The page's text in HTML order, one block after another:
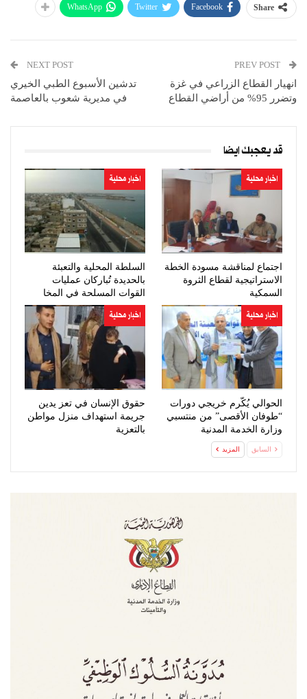
Share
Facebook
Twitter
WhatsApp
انهيار القطاع الزراعي في غزة
وتضرر 95% من أراضي القطاع
NEXT POST
تدشين الأسبوع الطبي الخيري
في مديرية شعوب بالعاصمة
قد يعجبك ايضا
اخبار محلية
اجتماع لمناقشة مسودة الخطة
الاستراتيجية لقطاع الثروة
السمكية
اخبار محلية
السلطة المحلية والتعبئة
بالحديدة تُباركان عمليات
القوات المسلحة في المخا
اخبار محلية
الحوالي يُكّرم خريجي دورات
“طوفان الأقصى” من منتسبي
وزارة الخدمة المدنية
اخبار محلية
حقوق الإنسان في تعز يدين
جريمة استهداف منزل مواطن
بالتعزية
السابق المزيد